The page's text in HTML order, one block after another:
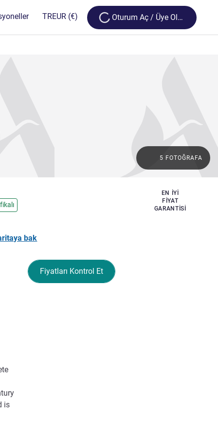
TREUR (€) Loading...
Oturum Aç / Üye Olun
EN IYI
FIYAT
GARANTISI
5 FOTOĞRAFA
bak
Fiyatları Kontrol Et
is